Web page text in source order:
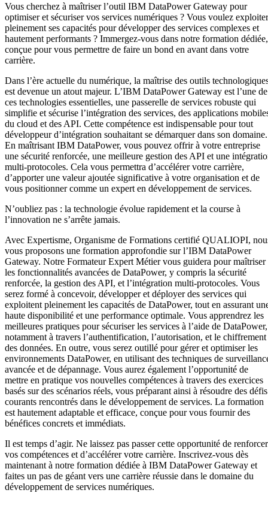
Vous cherchez à maîtriser l’outil IBM DataPower Gateway pour
optimiser et sécuriser vos services numériques ? Vous voulez exploiter
pleinement ses capacités pour développer des services complexes et
hautement performants ? Immergez-vous dans notre formation dédiée,
conçue pour vous permettre de faire un bond en avant dans votre
carrière.
Dans l’ère actuelle du numérique, la maîtrise des outils
est devenue un atout majeur. L’IBM DataPower Gateway est l’une de
ces technologies essentielles, une passerelle de services robuste qui
simplifie et sécurise l’intégration des services, des applications
du cloud et des API. Cette compétence est indispensable pour tout
développeur d’intégration souhaitant se démarquer dans son domaine.
En maîtrisant IBM DataPower, vous pouvez offrir à votre entreprise
une sécurité renforcée, une meilleure gestion des API et une
multi-protocoles. Cela vous permettra d’accélérer votre carrière,
d’apporter une valeur ajoutée significative à votre organisation et de
vous positionner comme un expert en développement de services.
N’oubliez pas : la technologie évolue rapidement et la course à
l’innovation ne s’arrête jamais.
Avec Expertisme, Organisme de Formations certifié QUALIOPI,
vous proposons une formation approfondie sur l’IBM DataPower
Gateway. Notre Formateur Expert Métier vous guidera pour maîtriser
les fonctionnalités avancées de DataPower, y compris la sécurité
renforcée, la gestion des API, et l’intégration multi-protocoles. Vous
serez formé à concevoir, développer et déployer des services qui
exploitent pleinement les capacités de DataPower, tout en assurant
haute disponibilité et une performance optimale. Vous apprendrez les
meilleures pratiques pour sécuriser les services à l’aide de DataPower,
notamment à travers l’authentification, l’autorisation, et le chiffrement
des données. En outre, vous serez outillé pour gérer et optimiser les
environnements DataPower, en utilisant des techniques de
avancée et de dépannage. Vous aurez également l’opportunité de
mettre en pratique vos nouvelles compétences à travers des exercices
basés sur des scénarios réels, vous préparant ainsi à résoudre des défis
courants rencontrés dans le développement de services. La formation
est hautement adaptable et efficace, conçue pour vous fournir des
bénéfices concrets et immédiats.
Il est temps d’agir. Ne laissez pas passer cette opportunité de renforcer
vos compétences et d’accélérer votre carrière. Inscrivez-vous dès
maintenant à notre formation dédiée à IBM DataPower Gateway et
faites un pas de géant vers une carrière réussie dans le domaine du
développement de services numériques.